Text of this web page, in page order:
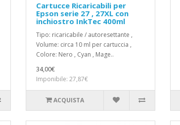
Cartucce Ricaricabili per
Epson serie 27 , 27XL con
inchiostro InkTec 400ml
Tipo: ricaricabile / autoresettante ,
Volume: circa 10 ml per cartuccia ,
Colore: Nero , Cyan , Mage..
34,00€
Imponibile: 27,87€
ACQUISTA